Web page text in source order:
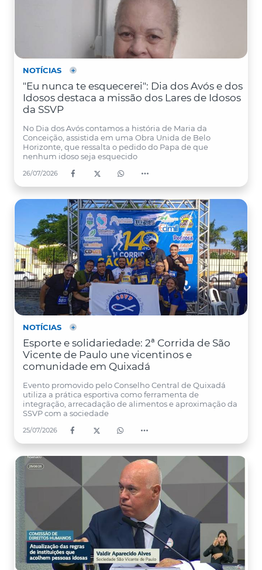
NOTÍCIAS
"Eu nunca te esquecerei": Dia dos Avós e dos
Idosos destaca a missão dos Lares de Idosos
da SSVP
No Dia dos Avós contamos a história de Maria da
Conceição, assistida em uma Obra Unida de Belo
Horizonte, que ressalta o pedido do Papa de que
nenhum idoso seja esquecido
26/07/2026
NOTÍCIAS
Esporte e solidariedade: 2ª Corrida de São
Vicente de Paulo une vicentinos e
comunidade em Quixadá
Evento promovido pelo Conselho Central de Quixadá
utiliza a prática esportiva como ferramenta de
integração, arrecadação de alimentos e aproximação da
SSVP com a sociedade
25/07/2026